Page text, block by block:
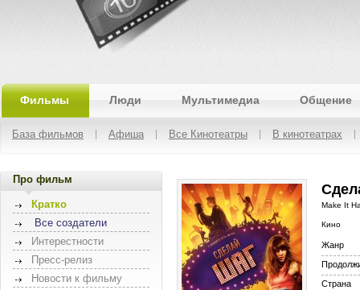
Фильмы Люди Мультимедиа Общение
База фильмов Афиша Все Кинотеатры В кинотеатрах
Про фильм
Кратко
Все создатели
Интерестности
Пресс-релиз
Новости к фильму
Make It
Кино
Жанр
Страна